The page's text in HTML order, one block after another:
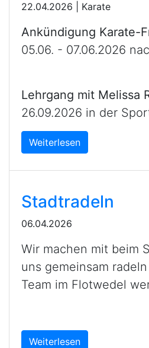
22.04.2026 Karate
Ankündigung Karate-
05.06. - 07.06.2026
Lehrgang mit Melissa
26.09.2026 in der
Weiterlesen
Stadtradeln
06.04.2026
Wir machen mit beim
uns gemeinsam
Team im Flotwedel
Weiterlesen